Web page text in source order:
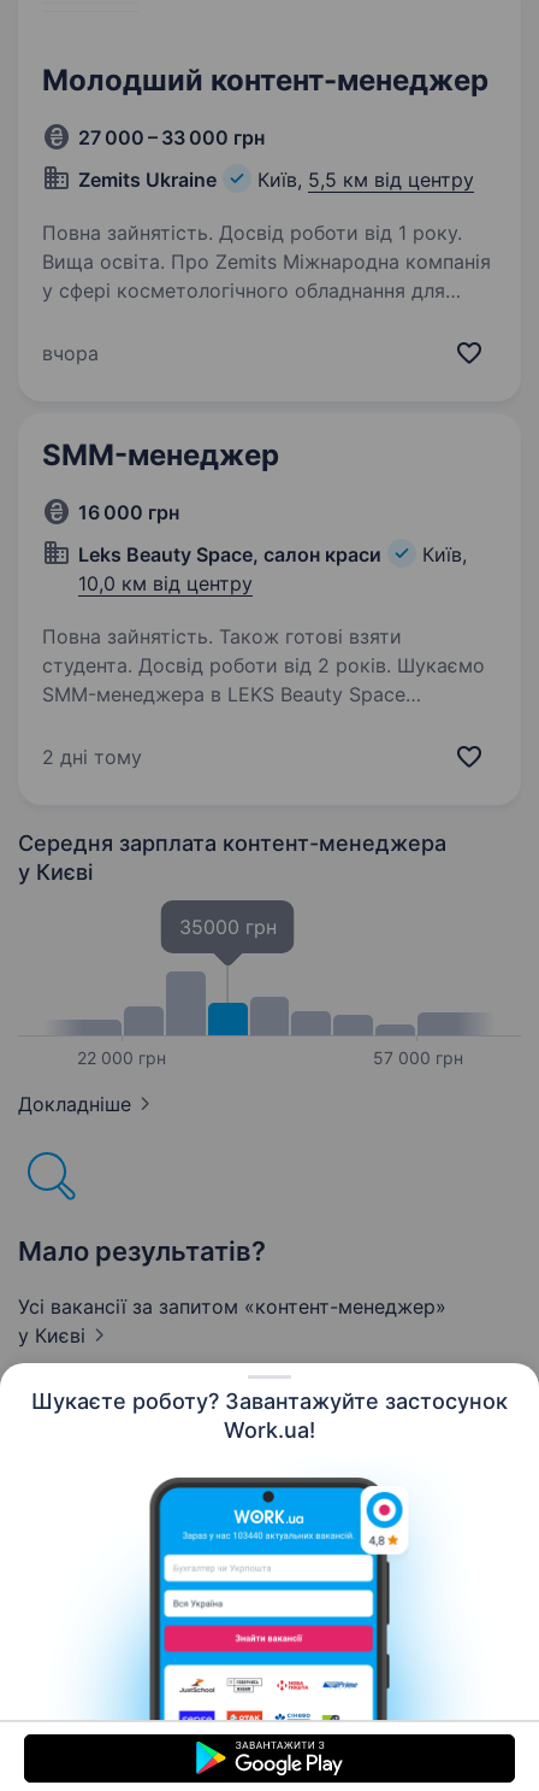
Шукаєте роботу? Завантажуйте застосунок
Work.ua!
Молодший контент-менеджер
27 000 – 33 000 грн
Zemits Ukraine
Київ, 5,5 км від центру
Повна зайнятість. Досвід роботи від 1 року.
Вища освіта. Про Zemits Міжнародна компанія
у сфері косметологічного обладнання для
світових брендів індустрії, № 1 виробник
вчора
SMM-менеджер
16 000 грн
Leks Beauty Space, салон краси
Київ,
10,0 км від центру
Повна зайнятість. Також готові взяти
студента. Досвід роботи від 2 років. Шукаємо
SMM-менеджера в LEKS Beauty Space
спеціаліста, який відчуває beauty-сферу, має
2 дні тому
Середня зарплата контент-менеджера
у Києві
22 000 грн
35000 грн
57 000 грн
Докладніше
Мало результатів?
Усі вакансії за запитом «контент-менеджер»
у Києві
Контакти Про нас
Кар’єра
Допомога Умови використання